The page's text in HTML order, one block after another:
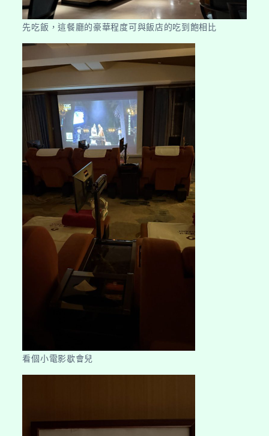
先吃飯，這餐廳的豪華程度可與飯店的吃到飽相比
看個小電影歇會兒